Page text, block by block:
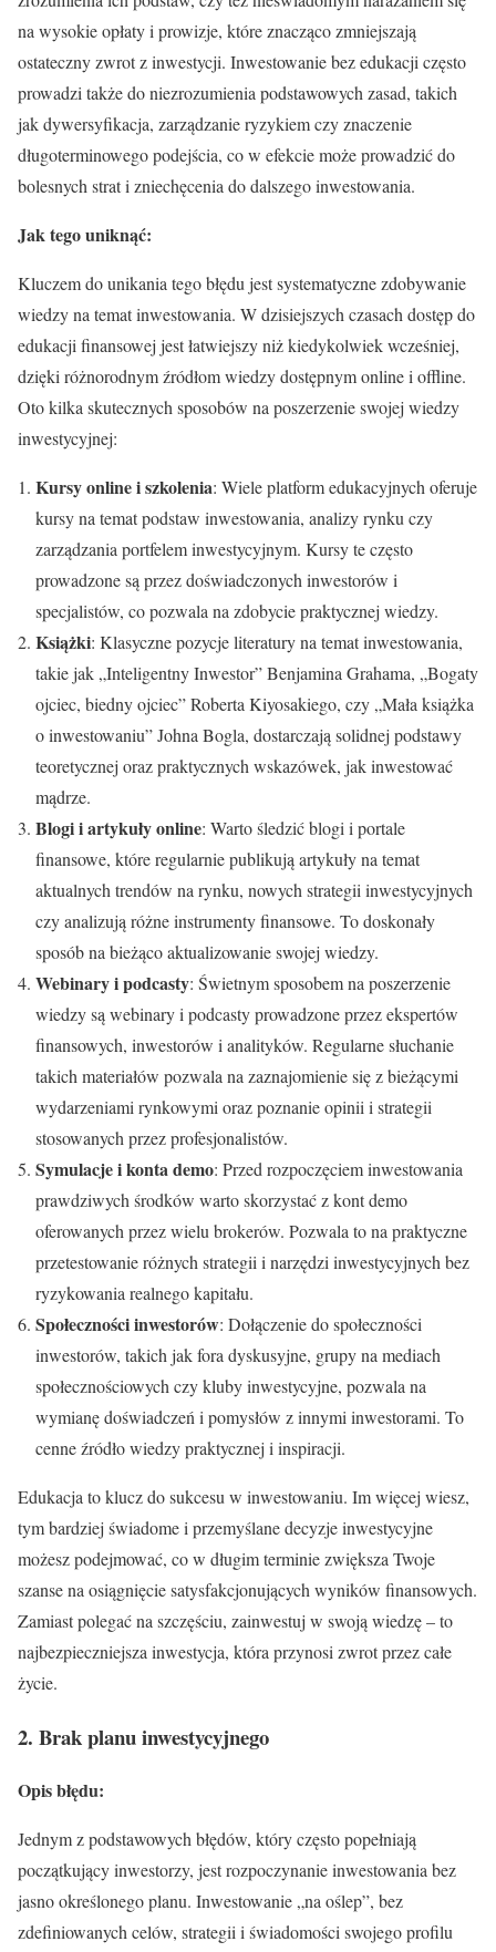
na wysokie opłaty i prowizje, które znacząco zmniejszają
ostateczny zwrot z inwestycji. Inwestowanie bez edukacji często
prowadzi także do niezrozumienia podstawowych zasad, takich
jak dywersyfikacja, zarządzanie ryzykiem czy znaczenie
długoterminowego podejścia, co w efekcie może prowadzić do
bolesnych strat i zniechęcenia do dalszego inwestowania.
Jak tego uniknąć:
Kluczem do unikania tego błędu jest systematyczne zdobywanie
wiedzy na temat inwestowania. W dzisiejszych czasach dostęp do
edukacji finansowej jest łatwiejszy niż kiedykolwiek wcześniej,
dzięki różnorodnym źródłom wiedzy dostępnym online i offline.
Oto kilka skutecznych sposobów na poszerzenie swojej wiedzy
inwestycyjnej:
Kursy online i szkolenia: Wiele platform edukacyjnych oferuje
kursy na temat podstaw inwestowania, analizy rynku czy
zarządzania portfelem inwestycyjnym. Kursy te często
prowadzone są przez doświadczonych inwestorów i
specjalistów, co pozwala na zdobycie praktycznej wiedzy.
Książki: Klasyczne pozycje literatury na temat inwestowania,
takie jak „Inteligentny Inwestor” Benjamina Grahama, „Bogaty
ojciec, biedny ojciec” Roberta Kiyosakiego, czy „Mała książka
o inwestowaniu” Johna Bogla, dostarczają solidnej podstawy
teoretycznej oraz praktycznych wskazówek, jak inwestować
mądrze.
Blogi i artykuły online: Warto śledzić blogi i portale
finansowe, które regularnie publikują artykuły na temat
aktualnych trendów na rynku, nowych strategii inwestycyjnych
czy analizują różne instrumenty finansowe. To doskonały
sposób na bieżąco aktualizowanie swojej wiedzy.
Webinary i podcasty: Świetnym sposobem na poszerzenie
wiedzy są webinary i podcasty prowadzone przez ekspertów
finansowych, inwestorów i analityków. Regularne słuchanie
takich materiałów pozwala na zaznajomienie się z bieżącymi
wydarzeniami rynkowymi oraz poznanie opinii i strategii
stosowanych przez profesjonalistów.
Symulacje i konta demo: Przed rozpoczęciem inwestowania
prawdziwych środków warto skorzystać z kont demo
oferowanych przez wielu brokerów. Pozwala to na praktyczne
przetestowanie różnych strategii i narzędzi inwestycyjnych bez
ryzykowania realnego kapitału.
Społeczności inwestorów: Dołączenie do społeczności
inwestorów, takich jak fora dyskusyjne, grupy na mediach
społecznościowych czy kluby inwestycyjne, pozwala na
wymianę doświadczeń i pomysłów z innymi inwestorami. To
cenne źródło wiedzy praktycznej i inspiracji.
Edukacja to klucz do sukcesu w inwestowaniu. Im więcej wiesz,
tym bardziej świadome i przemyślane decyzje inwestycyjne
możesz podejmować, co w długim terminie zwiększa Twoje
szanse na osiągnięcie satysfakcjonujących wyników finansowych.
Zamiast polegać na szczęściu, zainwestuj w swoją wiedzę – to
najbezpieczniejsza inwestycja, która przynosi zwrot przez całe
życie.
2. Brak planu inwestycyjnego
Opis błędu:
Jednym z podstawowych błędów, który często popełniają
początkujący inwestorzy, jest rozpoczynanie inwestowania bez
jasno określonego planu. Inwestowanie „na oślep”, bez
zdefiniowanych celów, strategii i świadomości swojego profilu